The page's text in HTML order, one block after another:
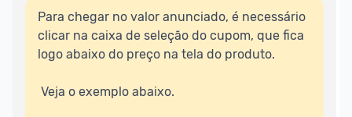
Porém, ao clicar em “Ir à loja” em uma oferta do
Mercado Livre , você pode ser redirecionado(a)
para anúncios de diferentes vendedores (dinâmica
confira se o vendedor do qual você está
Para chegar no valor anunciado, é necessário
clicar na caixa de seleção do cupom, que fica
logo abaixo do preço na tela do produto.